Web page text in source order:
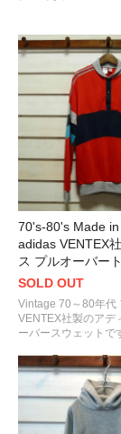
70's-80's Made
adidas VENTEX
ス プルオーバー
SOLD OUT
Vintage 70～80年代
VENTEX社製のアデ
ーバースウェットで